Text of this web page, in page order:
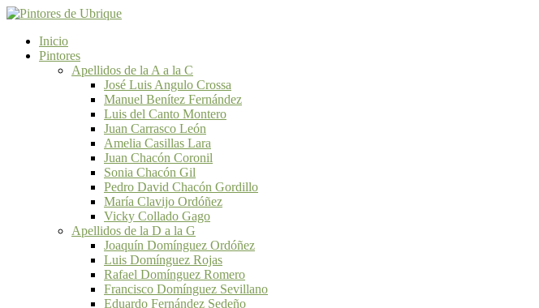
Inicio
Pintores
Apellidos de la A a la C
José Luis Angulo Crossa
Manuel Benítez Fernández
Luis del Canto Montero
Juan Carrasco León
Amelia Casillas Lara
Juan Chacón Coronil
Sonia Chacón Gil
Pedro David Chacón Gordillo
María Clavijo Ordóñez
Vicky Collado Gago
Apellidos de la D a la G
Joaquín Domínguez Ordóñez
Luis Domínguez Rojas
Rafael Domínguez Romero
Francisco Domínguez Sevillano
Eduardo Fernández Sedeño